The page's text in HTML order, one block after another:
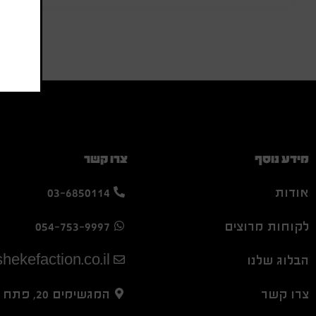
מידע נוסף
אודות
לקוחות מרוצים
הבלוג שלנו
צרו קשר
צרו קשר
03-6850114
054-753-9997
המגשימים 20, פתח תקווה